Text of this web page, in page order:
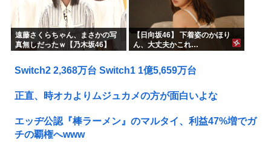
遠藤さくらちゃん、まさかの写
真無しだったｗ【乃木坂46】
【日向坂46】 下着姿のかほり
ん、大丈夫かこれ…
Switch2 2,368万台 Switch1 1億5,659万台
正直、時オカよりムジュカメの方が面白いよな
エッヂ公認『棒ラーメン』のマルタイ、利益47%増でガ
チの覇権へwww